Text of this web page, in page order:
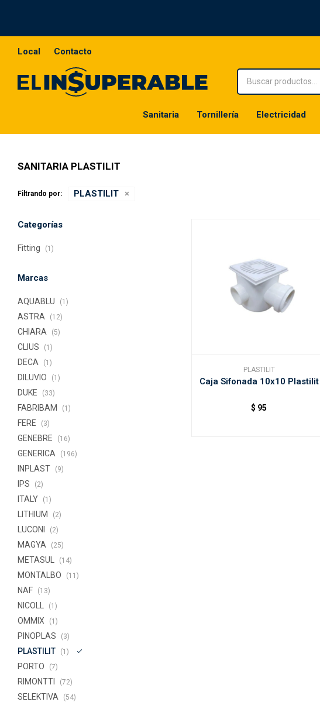
Sanitaria Tornillería Electricidad
Local Contacto
SANITARIA PLASTILIT
Filtrando por: PLASTILIT
PLASTILIT
Caja Sifonada 10x10 Plastilit
$ 95
Categorías
Fitting (1)
Marcas
AQUABLU (1)
ASTRA (12)
CHIARA (5)
CLIUS (1)
DECA (1)
DILUVIO (1)
DUKE (33)
FABRIBAM (1)
FERE (3)
GENEBRE (16)
GENERICA (196)
INPLAST (9)
IPS (2)
ITALY (1)
LITHIUM (2)
LUCONI (2)
MAGYA (25)
METASUL (14)
MONTALBO (11)
NAF (13)
NICOLL (1)
OMMIX (1)
PINOPLAS (3)
PLASTILIT (1)
PORTO (7)
RIMONTTI (72)
SELEKTIVA (54)